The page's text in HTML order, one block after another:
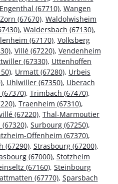
(67710), Wangen
(67670), Waldolwisheim
, Waldersbach (67130),
(67170), Volksberg
, Villé (67220), Vendenheim
(67330), Uttenhoffen
, Urmatt (67280), Urbeis
, Uhlwiller (67350), Uberach
, Trimbach (67470),
, Traenheim (67310),
(67220), Thal-Marmoutier
, Surbourg (67250),
Offenheim (67370),
(67290), Strasbourg (67200),
(67000), Stotzheim
(67160), Steinbourg
(67770), Sparsbach